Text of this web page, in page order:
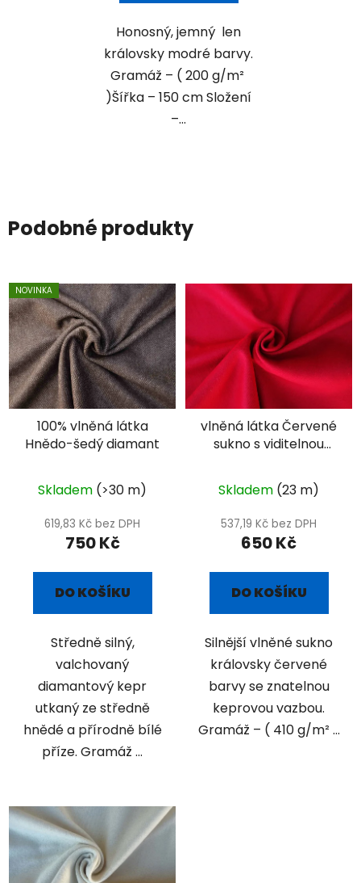
Honosný, jemný len
královsky modré barvy.
Gramáž – ( 200 g/m²
)Šířka – 150 cm Složení
–...
Podobné produkty
NOVINKA
100% vlněná látka
Hnědo-šedý diamant
Skladem (>30 m)
619,83 Kč bez DPH
750 Kč
DO KOŠÍKU
Středně silný,
valchovaný
diamantový kepr
utkaný ze středně
hnědé a přírodně bílé
příze. Gramáž ...
vlněná látka Červené
sukno s viditelnou
Skladem (23 m)
537,19 Kč bez DPH
650 Kč
DO KOŠÍKU
Silnější vlněné sukno
královsky červené
barvy se znatelnou
keprovou vazbou.
Gramáž – ( 410 g/m² ...